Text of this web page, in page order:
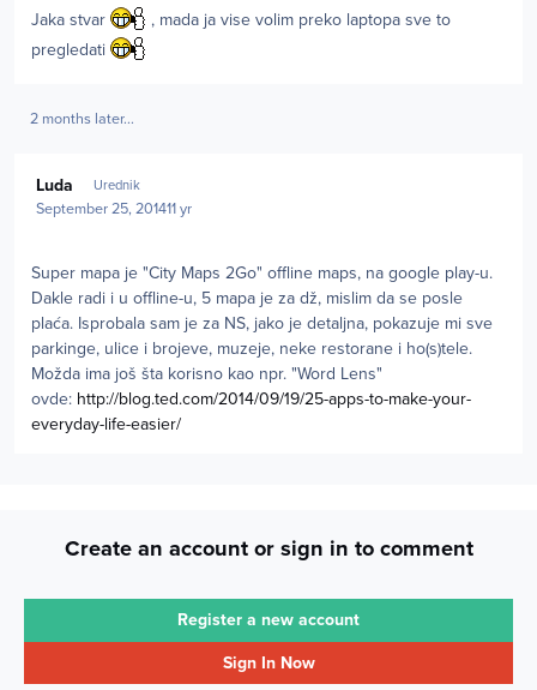
Jaka stvar
, mada ja vise volim preko laptopa sve to
pregledati
2 months later...
Luda Urednik
September 25, 201411 yr
Super mapa je "City Maps 2Go" offline maps, na google play-u.
Dakle radi i u offline-u, 5 mapa je za dž, mislim da se posle
plaća. Isprobala sam je za NS, jako je detaljna, pokazuje mi sve
parkinge, ulice i brojeve, muzeje, neke restorane i ho(s)tele.
Možda ima još šta korisno kao npr. "Word Lens"
ovde: http://blog.ted.com/2014/09/19/25-apps-to-make-your-
everyday-life-easier/
Create an account or sign in to comment
Register a new account
Sign In Now